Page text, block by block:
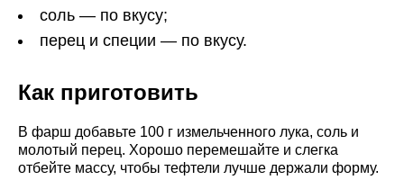
соль — по вкусу;
перец и специи — по вкусу.
Как приготовить
В фарш добавьте 100 г измельченного лука, соль и
молотый перец. Хорошо перемешайте и слегка
отбейте массу, чтобы тефтели лучше держали форму.